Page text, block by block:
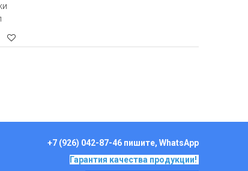
+7 (926) 042-87-46 пишите, WhatsApp
Гарантия качества продукции!